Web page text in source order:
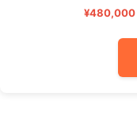
¥480,000